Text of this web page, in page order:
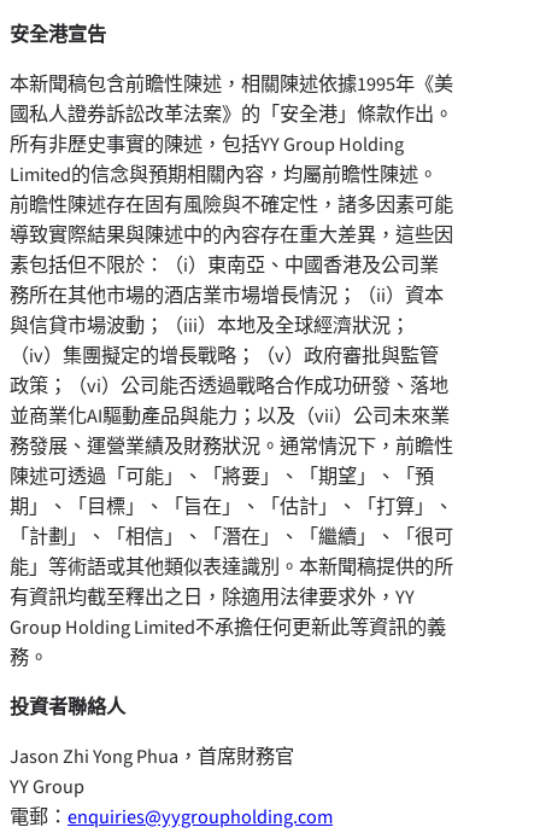
安全港宣告
本新聞稿包含前瞻性陳述，相關陳述依據1995年《美
國私人證券訴訟改革法案》的「安全港」條款作出。
所有非歷史事實的陳述，包括YY Group Holding
Limited的信念與預期相關內容，均屬前瞻性陳述。
前瞻性陳述存在固有風險與不確定性，諸多因素可能
導致實際結果與陳述中的內容存在重大差異，這些因
素包括但不限於：（i）東南亞、中國香港及公司業
務所在其他市場的酒店業市場增長情況；（ii）資本
與信貸市場波動；（iii）本地及全球經濟狀況；
（iv）集團擬定的增長戰略；（v）政府審批與監管
政策；（vi）公司能否透過戰略合作成功研發、落地
並商業化AI驅動產品與能力；以及（vii）公司未來業
務發展、運營業績及財務狀況。通常情況下，前瞻性
陳述可透過「可能」、「將要」、「期望」、「預
期」、「目標」、「旨在」、「估計」、「打算」、
「計劃」、「相信」、「潛在」、「繼續」、「很可
能」等術語或其他類似表達識別。本新聞稿提供的所
有資訊均截至釋出之日，除適用法律要求外，YY
Group Holding Limited不承擔任何更新此等資訊的義
務。
投資者聯絡人
Jason Zhi Yong Phua，首席財務官
YY Group
電郵： enquiries@yygroupholding.com